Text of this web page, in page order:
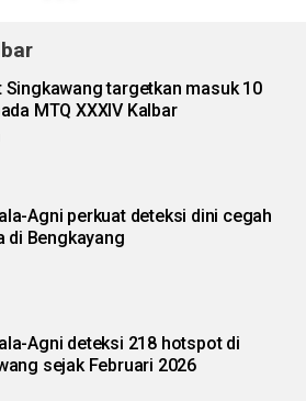
Singkawang targetkan masuk 10
MTQ XXXIV Kalbar
Agni perkuat deteksi dini cegah
di Bengkayang
Agni deteksi 218 hotspot di
sejak Februari 2026